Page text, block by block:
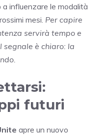
influenzare le modalità
mesi. Per capire
servirà tempo e
segnale è chiaro: la
futuri
apre un nuovo